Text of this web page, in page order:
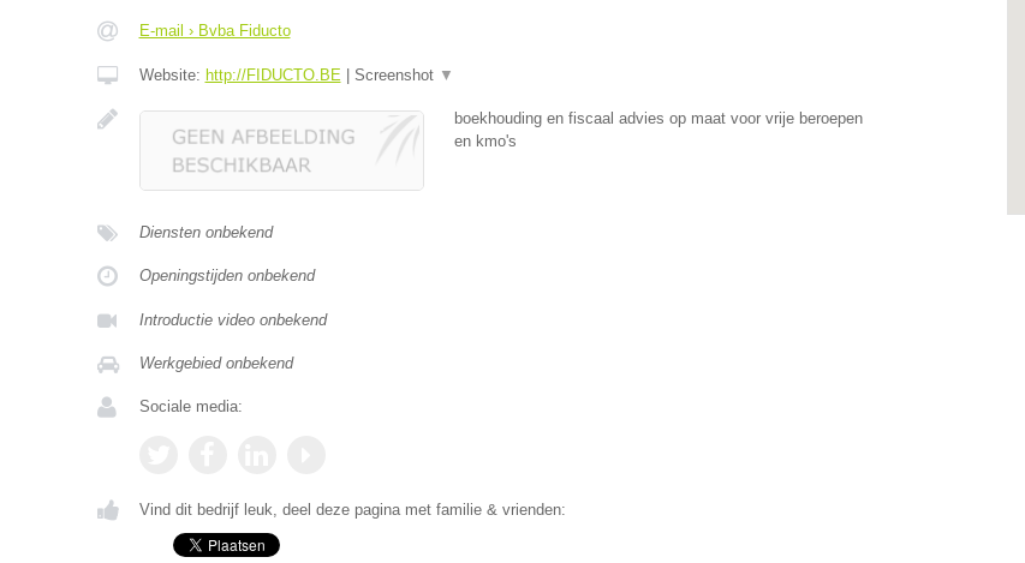
E-mail › Bvba Fiducto
Website: http://FIDUCTO.BE| Screenshot ▼
boekhouding en fiscaal advies op maat voor vrije beroepen
en kmo's
Diensten onbekend
Openingstijden onbekend
Introductie video onbekend
Werkgebied onbekend
Sociale media:
Vind dit bedrijf leuk, deel deze pagina met familie & vrienden: